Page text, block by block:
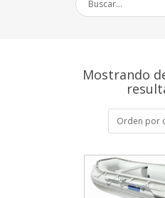
Mostrando